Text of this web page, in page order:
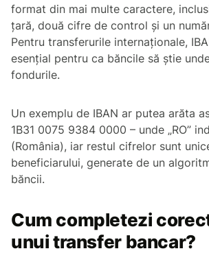
format din mai multe caractere,
țară, două cifre de control și un
Pentru transferurile internaționale,
esențial pentru ca băncile să știe
fondurile.
Un exemplu de IBAN ar putea arăta
1B31 0075 9384 0000 – unde „RO”
(România), iar restul cifrelor sunt
beneficiarului, generate de un
băncii.
Cum completezi
unui transfer bancar?